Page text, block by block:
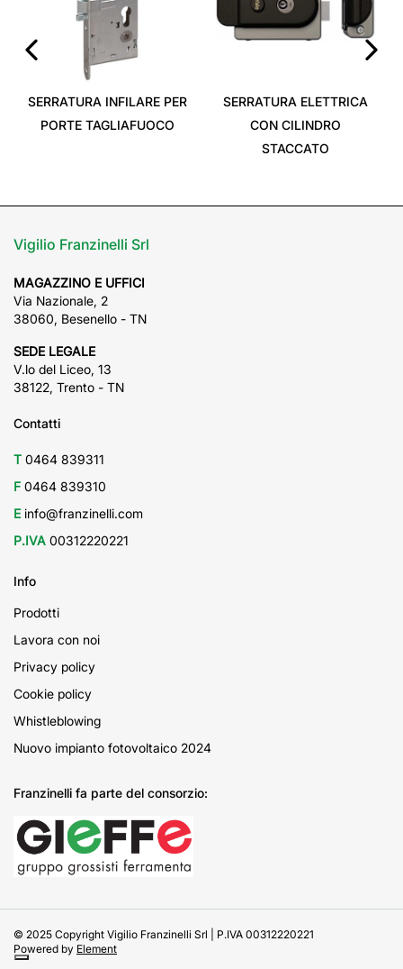
SERRATURA INFILARE PER
PORTE TAGLIAFUOCO
SERRATURA ELETTRICA
CON CILINDRO
STACCATO
Vigilio Franzinelli Srl
MAGAZZINO E UFFICI
Via Nazionale, 2
38060, Besenello - TN
SEDE LEGALE
V.lo del Liceo, 13
38122, Trento - TN
Contatti
T 0464 839311
F 0464 839310
E info@franzinelli.com
P.IVA 00312220221
Info
Prodotti
Lavora con noi
Privacy policy
Cookie policy
Whistleblowing
Nuovo impianto fotovoltaico 2024
Franzinelli fa parte del consorzio:
© 2025 Copyright Vigilio Franzinelli Srl | P.IVA 00312220221
Powered by Element